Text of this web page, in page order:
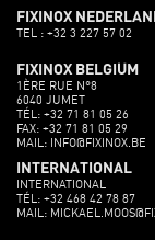
FIXINOX
TEL : +32 3 227 57 02
FIXINOX BELGIUM
1ÈRE RUE N°8
6040 JUMET
TÉL: +32 71 81 05 26
FAX: +32 71 81 05 29
MAIL: INFO@FIXINOX.BE
INTERNATIONAL
INTERNATIONAL
TÉL: +32 468 42 78 87
MAIL: